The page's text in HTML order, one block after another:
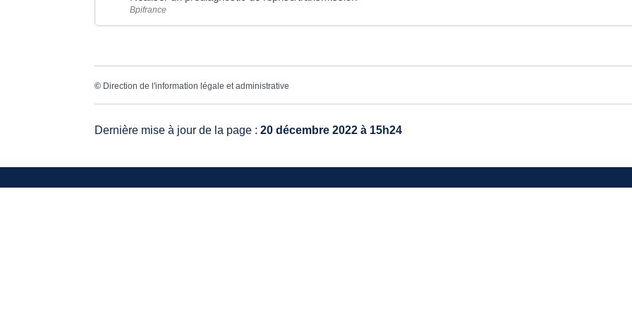
Bpifrance
© Direction de l'information légale et administrative
Dernière mise à jour de la page :20 décembre 2022 à 15h24